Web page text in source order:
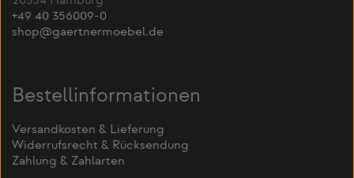
+49 40 356009-0
shop@gaertnermoebel.de
Bestellinformationen
Versandkosten & Lieferung
Widerrufsrecht & Rücksendung
Zahlung & Zahlarten